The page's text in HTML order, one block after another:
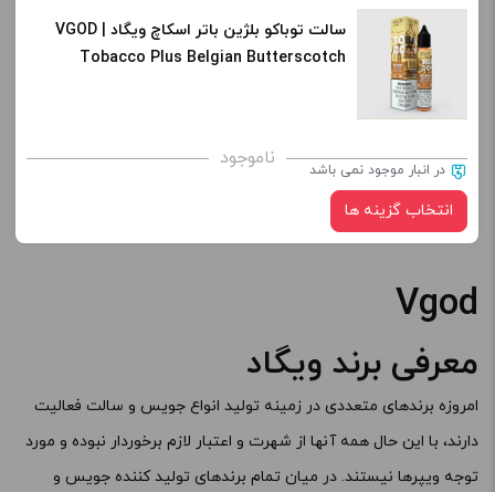
نیکوتین:
برای فعال شدن سبد خرید و نمایش قیمت ، گزینه های محصول را
از کادر بالا انتخاب کنید.
+
سالت توباکو بلژین باتر اسکاچ ویگاد | VGOD
Tobacco Plus Belgian Butterscotch
ناموجود در انبار موجود نمی باشد
انتخاب گزینه ها
صاف
برای فعال شدن سبد خرید و نمایش قیمت ، گزینه های محصول را
از کادر بالا انتخاب کنید.
Vgod
معرفی برند ویگاد
امروزه برندهای متعددی در زمینه تولید انواع جویس و سالت فعالیت
دارند، با این حال همه آنها از شهرت و اعتبار لازم برخوردار نبوده و مورد
توجه ویپرها نیستند. در میان تمام برندهای تولید کننده جویس و